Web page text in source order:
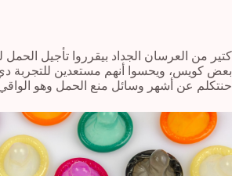
كتير من العرسان الجداد بيقرروا تأجيل الحمل
بعض كويس، ويحسوا أنهم مستعدين للتجربة
حنتكلم عن أشهر وسائل منع الحمل وهو